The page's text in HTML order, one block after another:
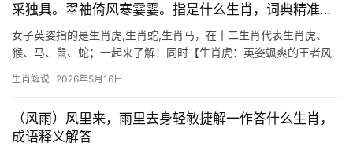
采独具。翠袖倚风寒霎霎。指是什么生肖，词典精准解
析
女子英姿指的是生肖虎,生肖蛇,生肖马，在十二生肖代表生肖虎、
猴、马、鼠、蛇；一起来了解！同时【生肖虎：英姿飒爽的王者风
质，正是生肖虎女子的写照，2026年对生肖虎而言极为难得，尤其
生肖解说 2026年5月16日
（风雨）风里来，雨里去身轻敏捷解一作答什么生肖，
成语释义解答